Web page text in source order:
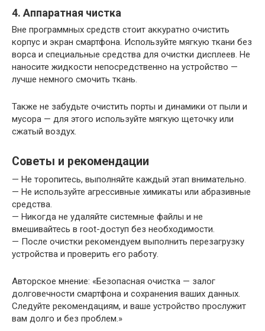
4. Аппаратная чистка
Вне программных средств стоит аккуратно очистить
корпус и экран смартфона. Используйте мягкую ткани без
ворса и специальные средства для очистки дисплеев. Не
наносите жидкости непосредственно на устройство —
лучше немного смочить ткань.
Также не забудьте очистить порты и динамики от пыли и
мусора — для этого используйте мягкую щеточку или
сжатый воздух.
Советы и рекомендации
— Не торопитесь, выполняйте каждый этап внимательно.
— Не используйте агрессивные химикаты или абразивные
средства.
— Никогда не удаляйте системные файлы и не
вмешивайтесь в root-доступ без необходимости.
— После очистки рекомендуем выполнить перезагрузку
устройства и проверить его работу.
Авторское мнение: «Безопасная очистка — залог
долговечности смартфона и сохранения ваших данных.
Следуйте рекомендациям, и ваше устройство прослужит
вам долго и без проблем.»